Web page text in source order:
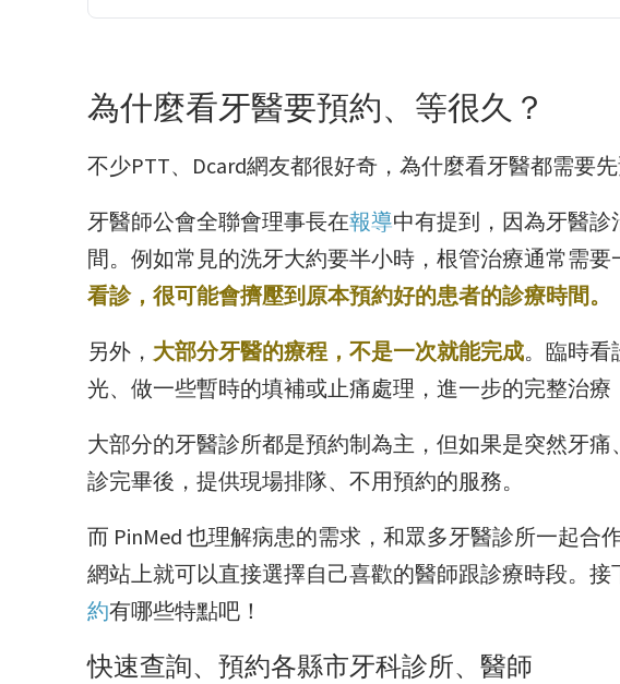
為什麼看牙醫要預約、等很久？
不少PTT、Dcard網友都很好奇，為什麼看牙醫都需要先
牙醫師公會全聯會理事長在報導中有提到，因為牙醫
間。例如常見的洗牙大約要半小時，根管治療通常需要
看診，很可能會擠壓到原本預約好的患者的診療時間。
另外， 大部分牙醫的療程，不是一次就能完成。臨時看
光、做一些暫時的填補或止痛處理，進一步的完整治療
大部分的牙醫診所都是預約制為主，但如果是突然牙
診完畢後，提供現場排隊、不用預約的服務。
而 PinMed 也理解病患的需求，和眾多牙醫診所一起合
網站上就可以直接選擇自己喜歡的醫師跟診療時段。接
約有哪些特點吧！
快速查詢、預約各縣市牙科診所、醫師